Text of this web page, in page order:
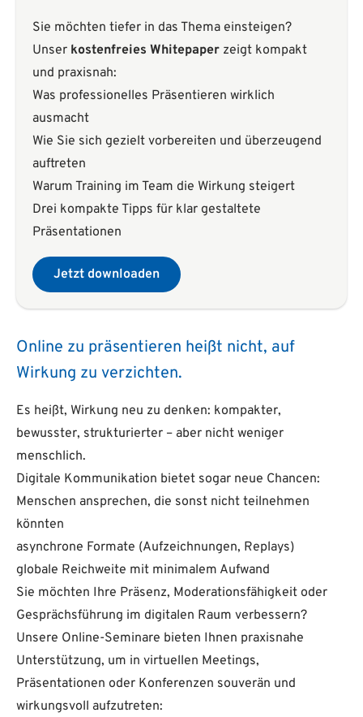
Sie möchten tiefer in das Thema einsteigen?
Unser kostenfreies Whitepaper zeigt kompakt
und praxisnah:
Was professionelles Präsentieren wirklich
ausmacht
Wie Sie sich gezielt vorbereiten und überzeugend
auftreten
Warum Training im Team die Wirkung steigert
Drei kompakte Tipps für klar gestaltete
Präsentationen
Jetzt downloaden
Online zu präsentieren heißt nicht, auf
Wirkung zu verzichten.
Es heißt, Wirkung neu zu denken: kompakter,
bewusster, strukturierter – aber nicht weniger
menschlich.
Digitale Kommunikation bietet sogar neue Chancen:
Menschen ansprechen, die sonst nicht teilnehmen
könnten
asynchrone Formate (Aufzeichnungen, Replays)
globale Reichweite mit minimalem Aufwand
Sie möchten Ihre Präsenz, Moderationsfähigkeit oder
Gesprächsführung im digitalen Raum verbessern?
Unsere Online-Seminare bieten Ihnen praxisnahe
Unterstützung, um in virtuellen Meetings,
Präsentationen oder Konferenzen souverän und
wirkungsvoll aufzutreten: